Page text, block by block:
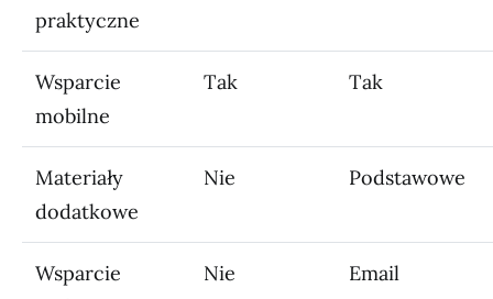
praktyczne
Wsparcie
mobilne
Tak Tak
Materiały
dodatkowe
Nie Podstawowe
Wsparcie
Nie Email